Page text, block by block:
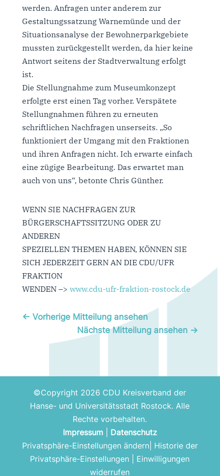
werden. Anfragen unter anderem zur
Gestaltungssatzung Warnemünde und der
Situationsanalyse der Bewohnerparkgebiete
mussten zurückgestellt werden, da hier keine
Antwort seitens der Stadtverwaltung erfolgt
ist.
Die Stellungnahme zum Museumkonzept
erfolgte erst einen Tag vorher. Verspätete
Stellungnahmen führen zu erneuten
schriftlichen Nachfragen unserseits. „So
funktioniert der Umgang mit den Fraktionen
und ihren Anfragen nicht. Ich erwarte einfach
eine zügige Bearbeitung. Das erwartet man
auch von uns“, betonte Chris Günther.
WENN SIE NACHFRAGEN ZUR
BÜRGERSCHAFTSSITZUNG ODER ZU
ANDEREN
SPEZIELLEN THEMEN HABEN, KÖNNEN SIE
SICH JEDERZEIT GERN AN DIE CDU/UFR
FRAKTION
WENDEN –> www.cdu-ufr-fraktion-rostock.de
← Vorherige Mitteilung ansehen
Nächste Mitteilung ansehen →
©Copyright 2026 CDU Kreisverband der
Hanse- und Universitätsstadt Rostock. Alle
Rechte vorbehalten.
Impressum| Datenschutz
Privatsphäre-Einstellungen ändern| Historie der
Privatsphäre-Einstellungen
Einwilligungen
widerrufen